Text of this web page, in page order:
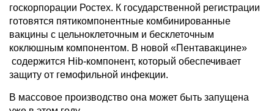
госкорпорации Ростех. К государственной регистрации
готовятся пятикомпонентные комбинированные
вакцины с цельноклеточным и бесклеточным
коклюшным компонентом. В новой «Пентавакцине»
содержится Hib-компонент, который обеспечивает
защиту от гемофильной инфекции.
В массовое производство она может быть запущена